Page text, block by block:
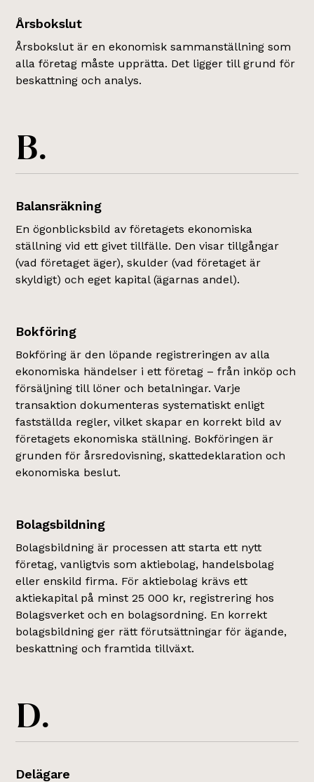
Årsbokslut
Årsbokslut är en ekonomisk sammanställning som
alla företag måste upprätta. Det ligger till grund för
beskattning och analys.
B.
Balansräkning
En ögonblicksbild av företagets ekonomiska
ställning vid ett givet tillfälle. Den visar tillgångar
(vad företaget äger), skulder (vad företaget är
skyldigt) och eget kapital (ägarnas andel).
Bokföring
Bokföring är den löpande registreringen av alla
ekonomiska händelser i ett företag – från inköp och
försäljning till löner och betalningar. Varje
transaktion dokumenteras systematiskt enligt
fastställda regler, vilket skapar en korrekt bild av
företagets ekonomiska ställning. Bokföringen är
grunden för årsredovisning, skattedeklaration och
ekonomiska beslut.
Bolagsbildning
Bolagsbildning är processen att starta ett nytt
företag, vanligtvis som aktiebolag, handelsbolag
eller enskild firma. För aktiebolag krävs ett
aktiekapital på minst 25 000 kr, registrering hos
Bolagsverket och en bolagsordning. En korrekt
bolagsbildning ger rätt förutsättningar för ägande,
beskattning och framtida tillväxt.
D.
Delägare